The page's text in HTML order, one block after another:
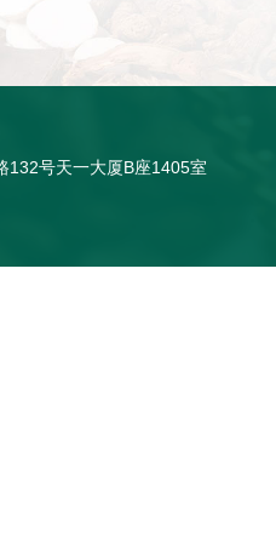
132号天一大厦B座1405室